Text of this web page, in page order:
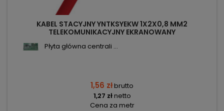
KABEL STACYJNY YNTKSYEKW 1X2X0,8 MM2
TELEKOMUNIKACYJNY EKRANOWANY
Płyta główna centrali ...
1,56 złbrutto
1,27 złnetto
Cena za metr